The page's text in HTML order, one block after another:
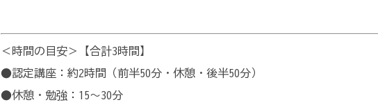
＜時間の目安＞【合計3時間】
●認定講座：約2時間（前半50分・休憩・後半50分）
●休憩・勉強：15～30分